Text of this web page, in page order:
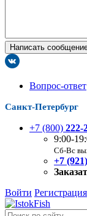
Написать
Вопрос-ответ
Санкт-Петербург
+7 (800) 222-
9:00-
Сб-Вс
+7
Войти Регистрация